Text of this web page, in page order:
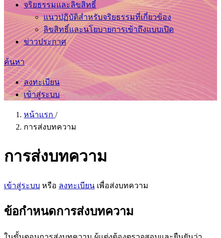
จริยธรรมและลิขสิทธิ์
แนวปฏิบัติสำหรับจริยธรรมที่เกี่ยวข้อง
ลิขสิทธิ์และนโยบายการเข้าถึงแบบเปิด
ข่าวประกาศ
ค้นหา
ลงทะเบียน
เข้าสู่ระบบ
หน้าแรก /
การส่งบทความ
การส่งบทความ
เข้าสู่ระบบ หรือ ลงทะเบียน เพื่อส่งบทความ
ข้อกำหนดการส่งบทความ